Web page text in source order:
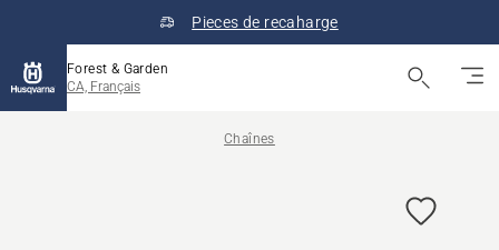
Pieces de recaharge
Forest & Garden
CA, Français
Chaînes